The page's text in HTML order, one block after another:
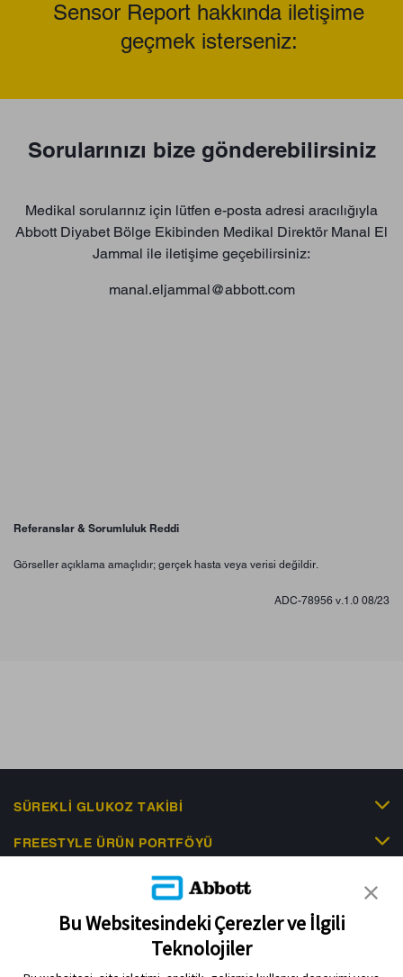
Sensor Report hakkında iletişime
geçmek isterseniz:
Sorularınızı bize gönderebilirsiniz
Medikal sorularınız için lütfen e-posta adresi aracılığıyla
Abbott Diyabet Bölge Ekibinden Medikal Direktör Manal El
Jammal ile iletişime geçebilirsiniz:
manal.eljammal@abbott.com
Referanslar & Sorumluluk Reddi
Görseller açıklama amaçlıdır; gerçek hasta veya verisi değildir.
ADC-78956 v.1.0 08/23
SÜREKLI GLUKOZ TAKIBI
FREESTYLE ÜRÜN PORTFÖYÜ
EDUCATIONAL RESOURCES
İLETIŞIM & HABERLER
Bu Websitesindeki Çerezler ve İlgili
Teknolojiler